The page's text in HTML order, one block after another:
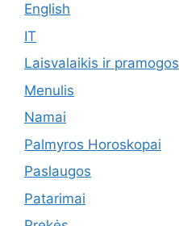
English
IT
Laisvalaikis ir pramogos
Menulis
Namai
Palmyros Horoskopai
Paslaugos
Patarimai